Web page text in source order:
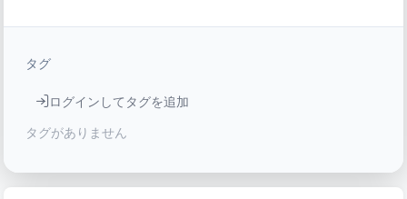
タグ
ログインしてタグを追加
タグがありません